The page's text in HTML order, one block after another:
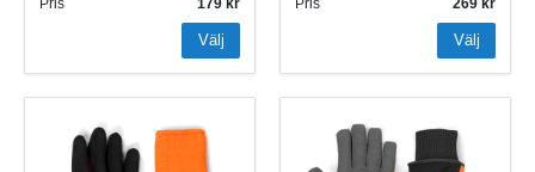
Pris 179
Välj
Pris 269
Välj